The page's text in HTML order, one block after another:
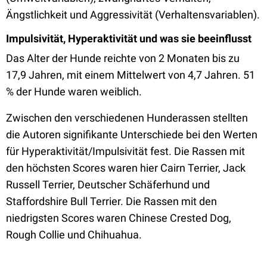
Ängstlichkeit und Aggressivität (Verhaltensvariablen).
Impulsivität, Hyperaktivität und was sie beeinflusst
Das Alter der Hunde reichte von 2 Monaten bis zu
17,9 Jahren, mit einem Mittelwert von 4,7 Jahren. 51
% der Hunde waren weiblich.
Zwischen den verschiedenen Hunderassen stellten
die Autoren signifikante Unterschiede bei den Werten
für Hyperaktivität/Impulsivität fest. Die Rassen mit
den höchsten Scores waren hier Cairn Terrier, Jack
Russell Terrier, Deutscher Schäferhund und
Staffordshire Bull Terrier. Die Rassen mit den
niedrigsten Scores waren Chinese Crested Dog,
Rough Collie und Chihuahua.